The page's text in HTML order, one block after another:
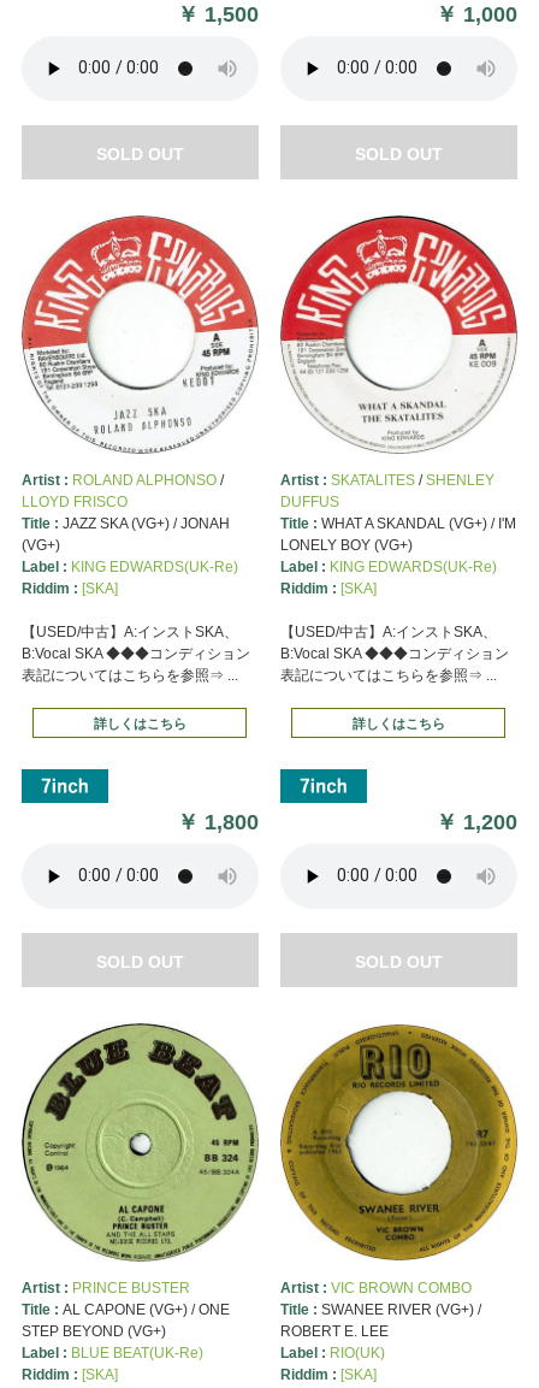
￥ 1,500
SOLD OUT
￥ 1,000
SOLD OUT
Artist : ROLAND ALPHONSO/
LLOYD FRISCO
Title : JAZZ SKA (VG+) / JONAH
(VG+)
Label : KING EDWARDS(UK-Re)
Riddim : [SKA]
【USED/中古】A:インストSKA、
B:Vocal SKA ◆◆◆コンディション
表記についてはこちらを参照⇒ ...
詳しくはこちら
￥ 1,800
SOLD OUT
Artist : SKATALITES/SHENLEY
DUFFUS
Title : WHAT A SKANDAL (VG+) / I'M
LONELY BOY (VG+)
Label : KING EDWARDS(UK-Re)
Riddim : [SKA]
【USED/中古】A:インストSKA、
B:Vocal SKA ◆◆◆コンディション
表記についてはこちらを参照⇒ ...
詳しくはこちら
￥ 1,200
SOLD OUT
Artist : PRINCE BUSTER
Title : AL CAPONE (VG+) / ONE
STEP BEYOND (VG+)
Label : BLUE BEAT(UK-Re)
Riddim : [SKA]
Artist : VIC BROWN COMBO
Title : SWANEE RIVER (VG+) /
ROBERT E. LEE
Label : RIO(UK)
Riddim : [SKA]